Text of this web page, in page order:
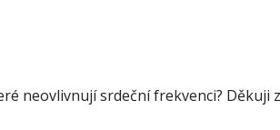
neovlivnují srdeční frekvenci? Děkuji